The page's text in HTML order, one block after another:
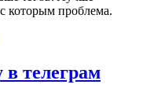
которым проблема.
телеграм